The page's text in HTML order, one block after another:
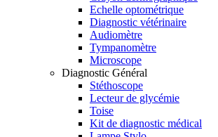
Echelle optométrique
Diagnostic vétérinaire
Audiomètre
Tympanomètre
Microscope
Diagnostic Général
Stéthoscope
Lecteur de glycémie
Toise
Kit de diagnostic médical